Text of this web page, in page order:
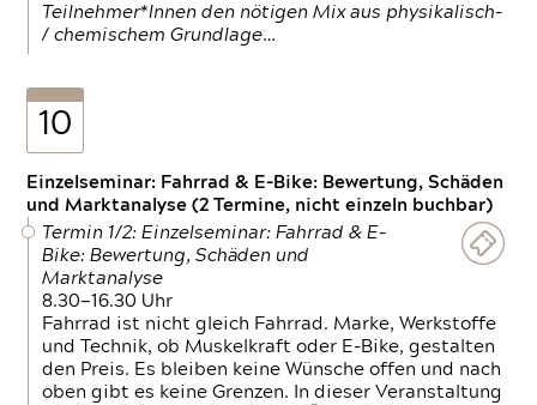
Teilnehmer*Innen den nötigen Mix aus physikalisch-
/ chemischem Grundlage…
10
Einzelseminar: Fahrrad & E-Bike: Bewertung, Schäden
und Marktanalyse (2 Termine, nicht einzeln buchbar)
Termin 1/2: Einzelseminar: Fahrrad & E-
Bike: Bewertung, Schäden und
Marktanalyse
8.30—16.30 Uhr
Fahrrad ist nicht gleich Fahrrad. Marke, Werkstoffe
und Technik, ob Muskelkraft oder E-Bike, gestalten
den Preis. Es bleiben keine Wünsche offen und nach
oben gibt es keine Grenzen. In dieser Veranstaltung